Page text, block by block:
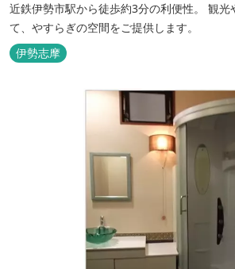
近鉄伊勢市駅から徒歩約3分の利便性。 観光
て、やすらぎの空間をご提供します。
伊勢志摩